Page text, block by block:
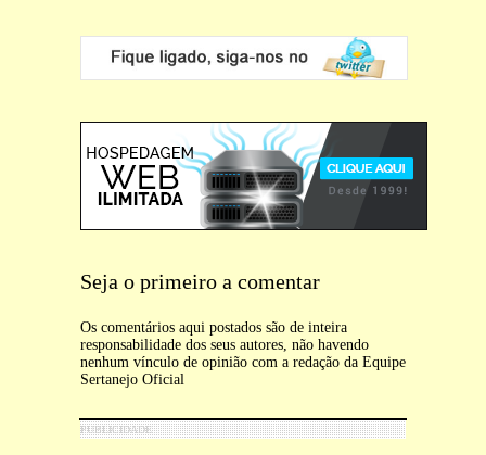
Seja o primeiro a comentar
Os comentários aqui postados são de inteira
responsabilidade dos seus autores, não havendo
nenhum vínculo de opinião com a redação da Equipe
Sertanejo Oficial